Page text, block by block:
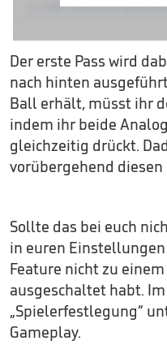
Der erste Pass wird
nach hinten
Ball erhält, müsst ihr
indem ihr beide
gleichzeitig drückt.
vorübergehend diesen
Sollte das bei euch
in euren
Feature nicht zu
ausgeschaltet habt.
„Spielerfestlegung“
Gameplay.